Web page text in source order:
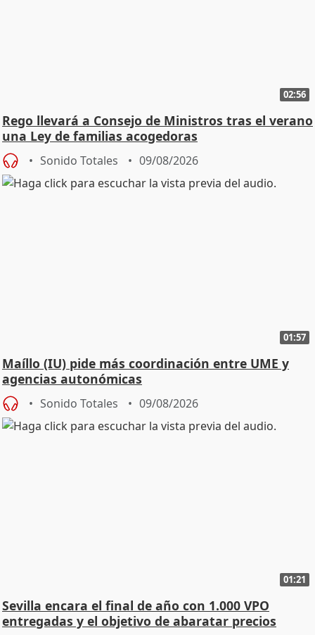
02:56
Rego llevará a Consejo de Ministros tras el verano
una Ley de familias acogedoras
Sonido Totales 09/08/2026
01:57
Maíllo (IU) pide más coordinación entre UME y
agencias autonómicas
Sonido Totales 09/08/2026
01:21
Sevilla encara el final de año con 1.000 VPO
entregadas y el objetivo de abaratar precios